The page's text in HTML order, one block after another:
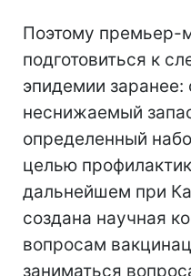
Поэтому премьер-
подготовиться к
эпидемии заранее:
неснижаемый
определенный
целью
дальнейшем при
создана научная
вопросам
заниматься